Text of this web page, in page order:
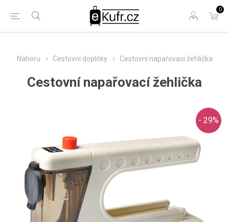
0
Nahoru Cestovní doplňky Cestovní napařovací žehlička
Cestovní napařovací žehlička
- 29%